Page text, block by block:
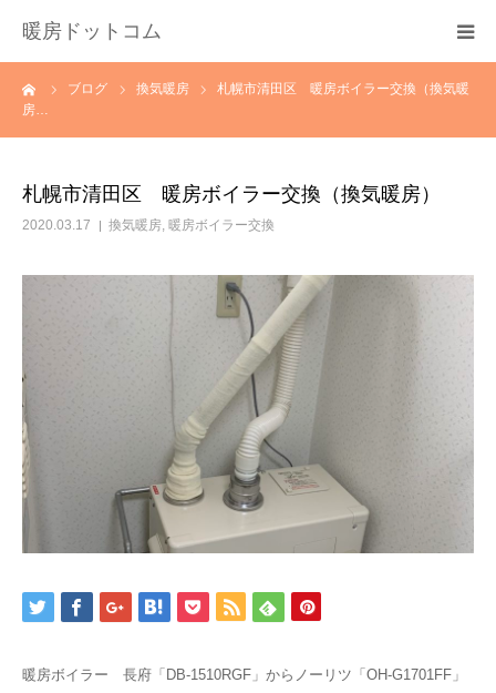
暖房ドットコム
ブログ 換気暖房
札幌市清田区 暖房ボイラー交換（換気暖
房…
札幌市清田区 暖房ボイラー交換（換気暖房）
2020.03.17 換気暖房, 暖房ボイラー交換
暖房ボイラー 長府「DB-1510RGF」からノーリツ「OH-G1701FF」
選ばれる理由
その他サービス